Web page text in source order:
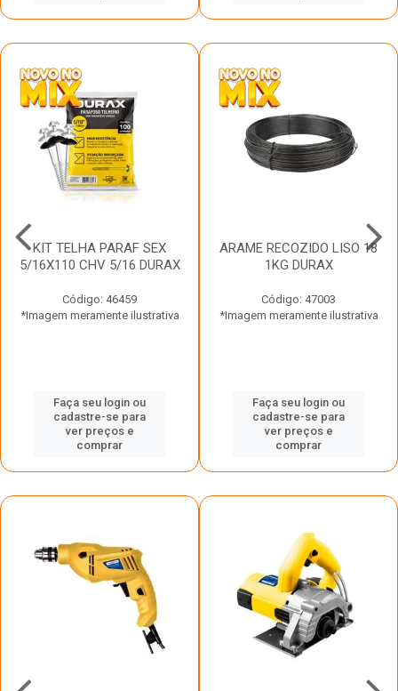
KIT TELHA PARAF SEX
5/16X110 CHV 5/16 DURAX
Código: 46459
*Imagem meramente ilustrativa
Faça seu login ou
cadastre-se para
ver preços e
comprar
ARAME RECOZIDO LISO 18
1KG DURAX
Código: 47003
*Imagem meramente ilustrativa
Faça seu login ou
cadastre-se para
ver preços e
comprar